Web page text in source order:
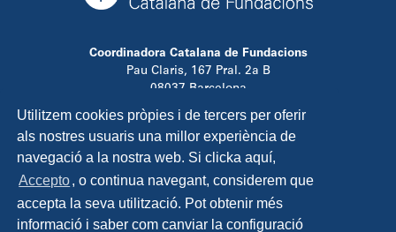
Utilitzem cookies pròpies i de tercers per oferir
als nostres usuaris una millor experiència de
navegació a la nostra web. Si clicka aquí,
Accepto, o continua navegant, considerem que
accepta la seva utilització. Pot obtenir més
informació i saber com canviar la configuració
Coordinadora Catalana de Fundacions
Pau Claris, 167 Pral. 2a B
08037 Barcelona
T. 934 881 480
info@ccfundacions.cat
Contacta